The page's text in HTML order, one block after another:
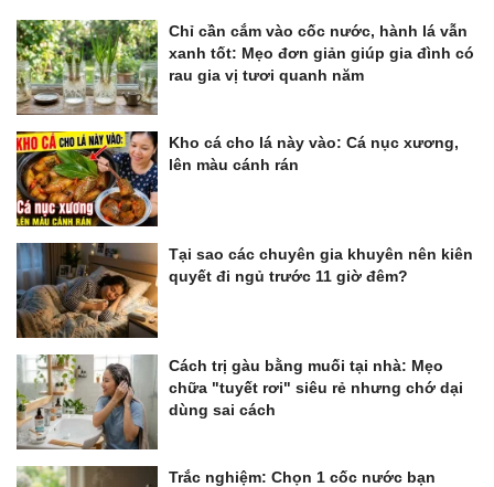
Chỉ cần cắm vào cốc nước, hành lá vẫn
xanh tốt: Mẹo đơn giản giúp gia đình có
rau gia vị tươi quanh năm
Kho cá cho lá này vào: Cá nục xương,
lên màu cánh rán
Tại sao các chuyên gia khuyên nên kiên
quyết đi ngủ trước 11 giờ đêm?
Cách trị gàu bằng muối tại nhà: Mẹo
chữa "tuyết rơi" siêu rẻ nhưng chớ dại
dùng sai cách
Trắc nghiệm: Chọn 1 cốc nước bạn